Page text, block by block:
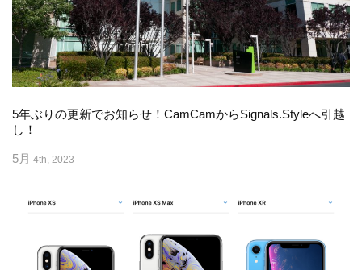
5年ぶりの更新でお知らせ！CamCamからSignals.Styleへ引越
し！
5月 4th, 2023